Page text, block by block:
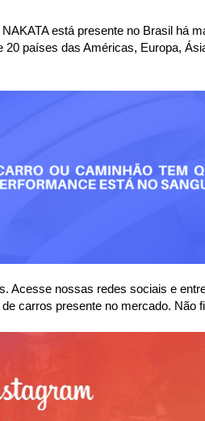
está presente no Brasil há
países das Américas, Europa,
nossas redes sociais e
carros presente no mercado. Não